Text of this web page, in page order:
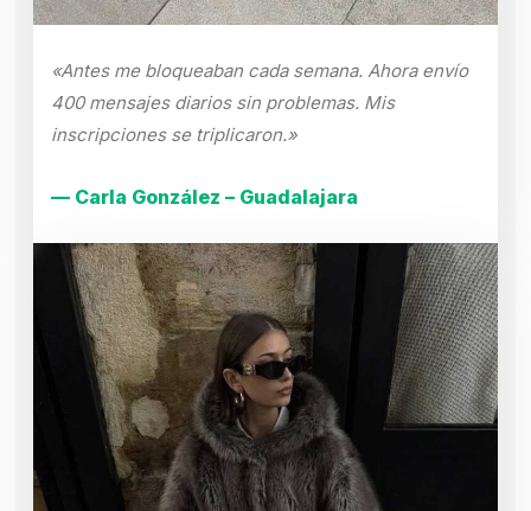
«Antes me bloqueaban cada semana. Ahora envío
400 mensajes diarios sin problemas. Mis
inscripciones se triplicaron.»
— Carla González – Guadalajara